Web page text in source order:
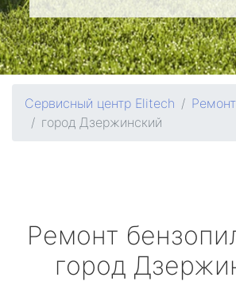
Сервисный центр Elitech
город Дзержинский
Ремонт
город